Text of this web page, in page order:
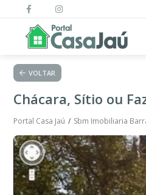
VOLTAR
Chácara, Sítio ou
Portal Casa Jaú Sbm Imobiliaria